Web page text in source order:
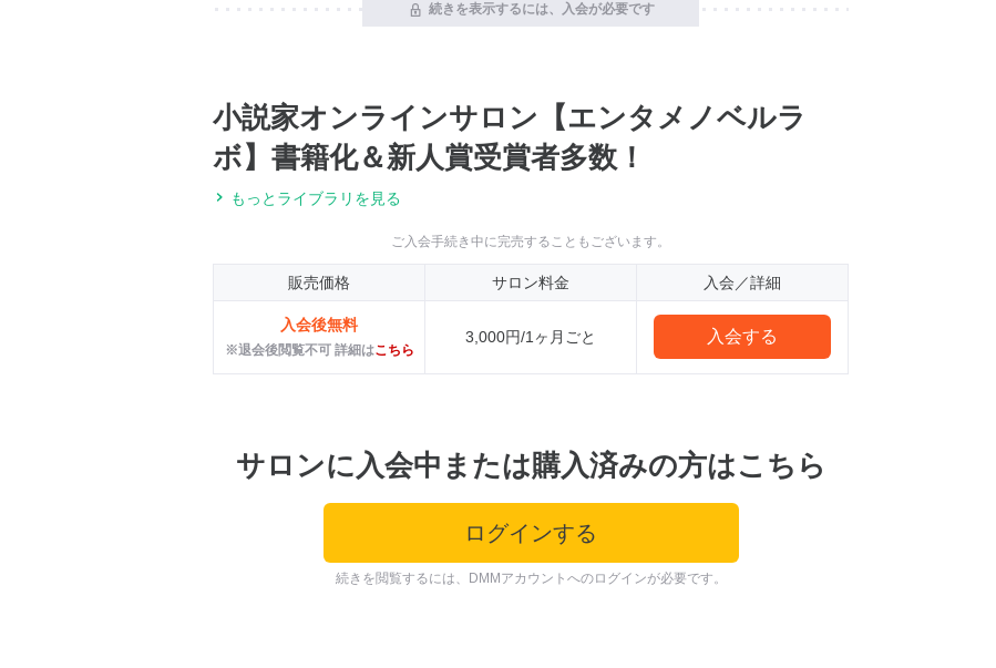
続きを表示するには、入会が必要です
小説家オンラインサロン【エンタメノベルラ
ボ】書籍化＆新人賞受賞者多数！
もっとライブラリを見る
ご入会手続き中に完売することもございます。
販売価格 サロン料金 入会／詳細
入会後無料
※退会後閲覧不可 詳細はこちら
3,000円/1ヶ月ごと 入会する
サロンに入会中または購入済みの方はこちら
ログインする
続きを閲覧するには、DMMアカウントへのログインが必要です。